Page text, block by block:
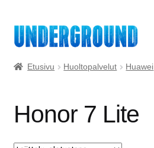
Siirry
navigointiin
Siirry
sisältöön
Etusivu
Etusivu Huoltopalvelut Huawei
Honor 7 Lite